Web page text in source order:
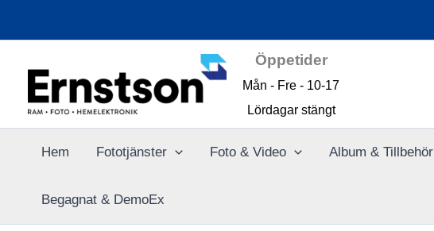
Öppetider
Mån - Fre - 10-17
Lördagar stängt
Hem Fototjänster Foto & Video Album & Tillbehör
Begagnat & DemoEx